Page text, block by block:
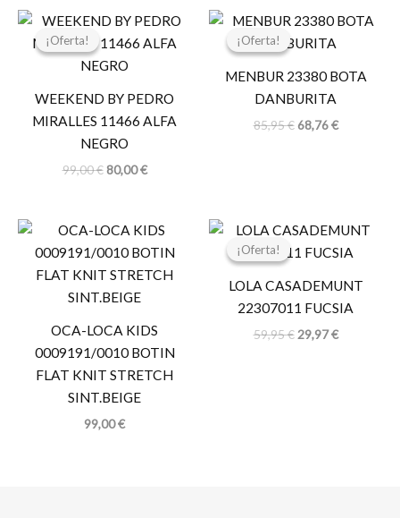
¡Oferta!
¡Oferta!
WEEKEND BY PEDRO
MIRALLES 11466 ALFA
NEGRO
99,00€
El
original
era:
80,00€
El
actual
¡Oferta!
¡Oferta!
MENBUR 23380 BOTA
DANBURITA
85,95€
El
original
85,95 €.
68,76€
El
68,76 €.
OCA-LOCA KIDS
0009191/0010 BOTIN
FLAT KNIT STRETCH
SINT.BEIGE
99,00€
¡Oferta!
¡Oferta!
LOLA CASADEMUNT
22307011 FUCSIA
59,95€
El
original
59,95 €.
29,97€
El
actual
29,97 €.